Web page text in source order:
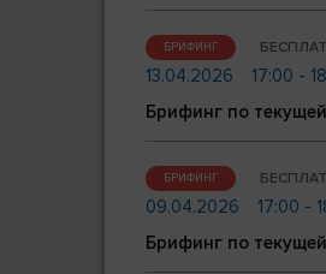
БРИФИНГ
13.04.2026
17:00 -
Брифинг по
БРИФИНГ
09.04.2026
17:00 -
Брифинг по